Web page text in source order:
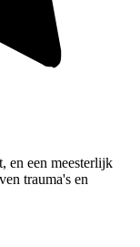
en een meesterlijk
trauma's en